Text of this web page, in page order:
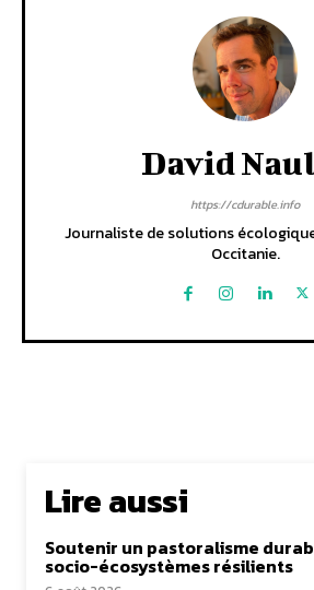
David
https://cdurable.info
Journaliste de solutions
Occitanie.
Lire aussi
Soutenir un pastoralisme
socio-écosystèmes résilients